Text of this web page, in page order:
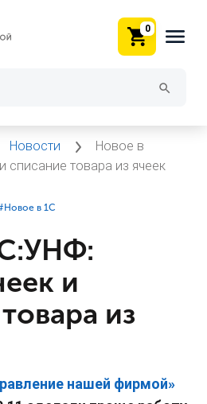
0
Новости
Новое в
списание товара из ячеек
в 1С
и
из
нашей фирмой»